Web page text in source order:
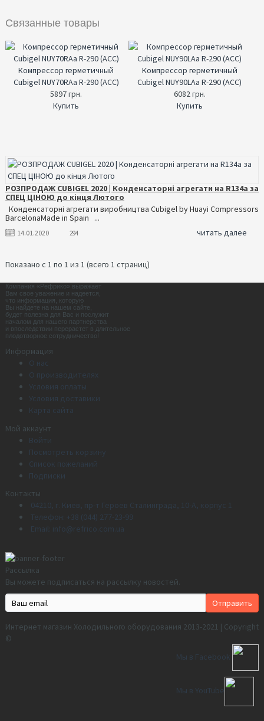
Связанные товары
Компрессор герметичный
Cubigel NUY70RAa R-290 (ACC)
5897 грн.
Купить
Компрессор герметичный
Cubigel NUY90LAa R-290 (ACC)
6082 грн.
Купить
РОЗПРОДАЖ CUBIGEL 2020 | Конденсаторні агрегати на R134a за
СПЕЦ ЦІНОЮ до кінця Лютого
Конденсаторні агрегати виробництва Cubigel by Huayi Compressors
BarcelonaMade in Spain ...
14.01.2020 294 читать далее
Показано с 1 по 1 из 1 (всего 1 страниц)
Компания «Рефрико» выражает
Вам свое уважение и надеется,
что информация, которую
Вы найдете на нашем сайте,
будет полезна для Вас и послужит
началом для нашего партнерства
и впоследствии перерастет в длительное
плодотворное сотрудничество!
Информация
О нас
О производителях
Условия оплаты
Условия доставики
Карта сайта
Мой аккаунт
Войти
Посмотреть корзину
Список пожеланий
Подписки
Контакты
04210, г. Киев, пр-т Героев Сталинграда, 10-А, корпус 1
Телефон: +38 (044) 277-23-99
Email: info@refrico.com.ua
Рассылка
Вы можете подписаться на рассылку новостей.
Интернет магазин Холодильного оборудования 2013-2021 | Copyright
©
Мы в Facebook
Мы в YouTube